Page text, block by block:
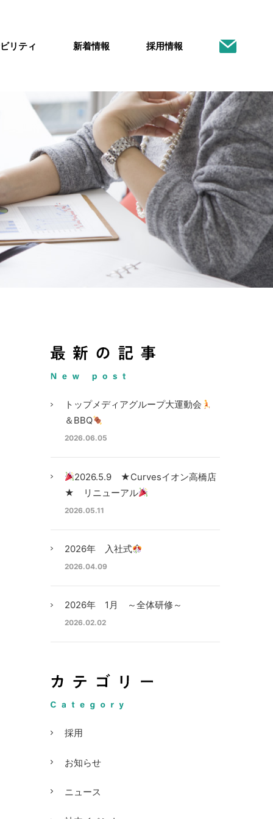
リティ 新着情報 採用情報
トップメディアグループ大運動会
＆BBQ
2026.06.05
2026.5.9 ★Curvesイオン高橋店
★ リニューアル
2026.05.11
2026年 入社式
2026.04.09
2026年 1月 ～全体研修～
2026.02.02
採用
お知らせ
ニュース